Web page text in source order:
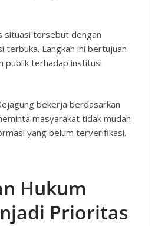
situasi tersebut dengan
terbuka. Langkah ini bertujuan
publik terhadap institusi
bekerja berdasarkan
masyarakat tidak mudah
yang belum terverifikasi.
Hukum
Prioritas